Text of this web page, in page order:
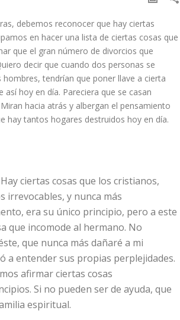
debemos reconocer que hay ciertas
en hacer una lista de ciertas cosas que
que el gran número de divorcios que
decir que cuando dos personas se
tendrían que poner llave a cierta
hoy en día. Pareciera que se casan
hacia atrás y albergan el pensamiento
hay tantos hogares destruidos hoy en día.
ciertas cosas que los cristianos,
irrevocables, y nunca más
era su único principio, pero a este
que incomode al hermano. No
que nunca más dañaré a mi
a entender sus propias perplejidades.
afirmar ciertas cosas
Si no pueden ser de ayuda, que
espiritual.